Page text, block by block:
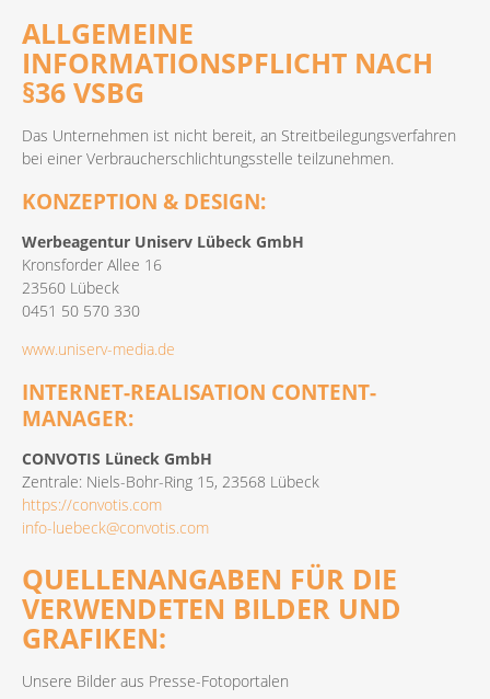
ALLGEMEINE
INFORMATIONSPFLICHT NACH
§36 VSBG
Das Unternehmen ist nicht bereit, an Streitbeilegungsverfahren
bei einer Verbraucherschlichtungsstelle teilzunehmen.
KONZEPTION & DESIGN:
Werbeagentur Uniserv Lübeck GmbH
Kronsforder Allee 16
23560 Lübeck
0451 50 570 330
www.uniserv-media.de
INTERNET-REALISATION CONTENT-
MANAGER:
CONVOTIS Lüneck GmbH
Zentrale: Niels-Bohr-Ring 15, 23568 Lübeck
https://convotis.com
info-luebeck@convotis.com
QUELLENANGABEN FÜR DIE
VERWENDETEN BILDER UND
GRAFIKEN:
Unsere Bilder aus Presse-Fotoportalen